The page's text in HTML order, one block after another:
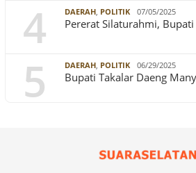
4 DAERAH, POLITIK 07/05/2025
Pererat Silaturahmi,
5 DAERAH, POLITIK 06/29/2025
Bupati Takalar Daeng